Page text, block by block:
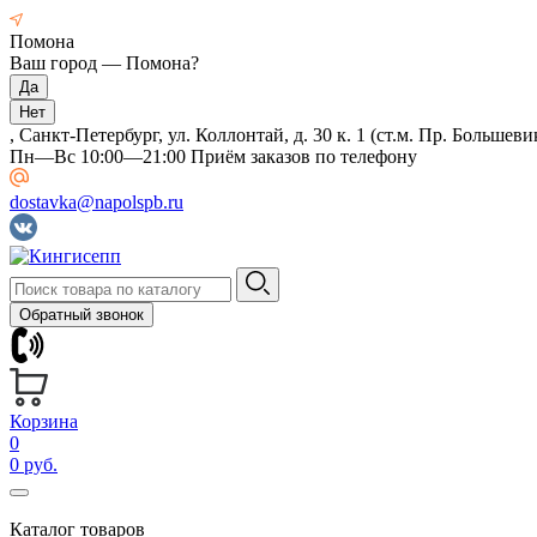
Помона
Ваш город — Помона?
, Санкт-Петербург, ул. Коллонтай, д. 30 к. 1 (ст.м. Пр.
Пн—Вс 10:00—21:00 Приём заказов по телефону
dostavka@napolspb.ru
Обратный звонок
Корзина
0
0 руб.
Каталог товаров